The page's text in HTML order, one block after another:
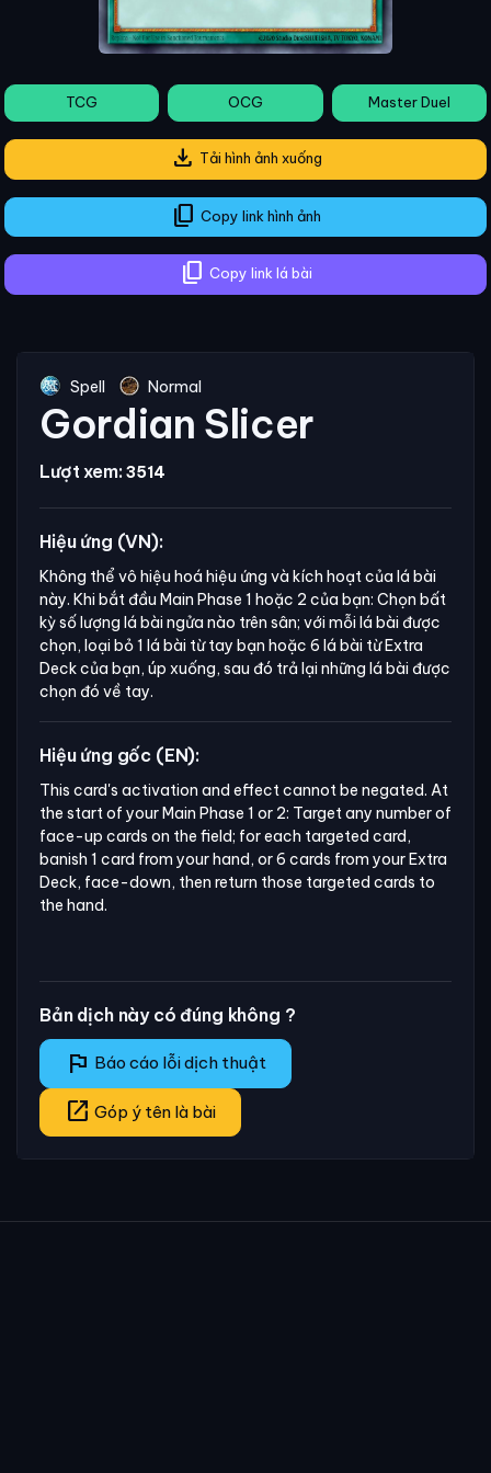
TCG OCG Master Duel
download Tải hình ảnh xuống
content_copy Copy link hình ảnh
content_copy Copy link lá bài
Spell Normal
Gordian Slicer
Lượt xem: 3514
Hiệu ứng (VN):
Không thể vô hiệu hoá hiệu ứng và kích hoạt của lá bài
này. Khi bắt đầu Main Phase 1 hoặc 2 của bạn: Chọn bất
kỳ số lượng lá bài ngửa nào trên sân; với mỗi lá bài được
chọn, loại bỏ 1 lá bài từ tay bạn hoặc 6 lá bài từ Extra
Deck của bạn, úp xuống, sau đó trả lại những lá bài được
chọn đó về tay.
Hiệu ứng gốc (EN):
This card's activation and effect cannot be negated. At
the start of your Main Phase 1 or 2: Target any number of
face-up cards on the field; for each targeted card,
banish 1 card from your hand, or 6 cards from your Extra
Deck, face-down, then return those targeted cards to
the hand.
Bản dịch này có đúng không ?
flag Báo cáo lỗi dịch thuật
open_in_new Góp ý tên là bài